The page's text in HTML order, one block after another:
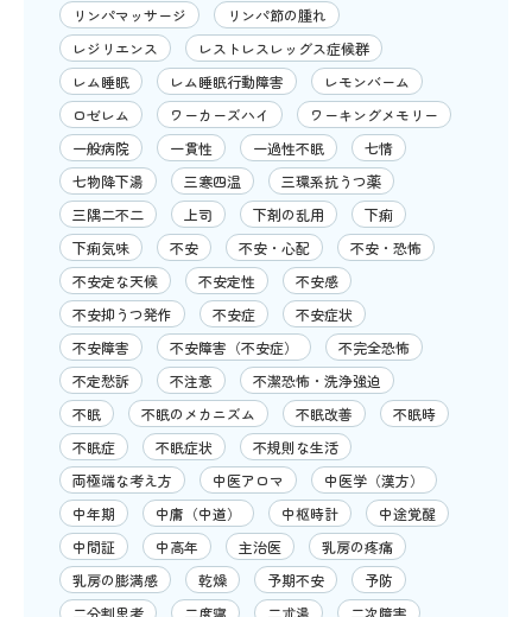
リンパマッサージ
リンパ節の腫れ
レジリエンス
レストレスレッグス症候群
レム睡眠
レム睡眠行動障害
レモンバーム
ロゼレム
ワーカーズハイ
ワーキングメモリー
一般病院
一貫性 一過性不眠
七情
七物降下湯
三寒四温
三環系抗うつ薬
三隅二不二
上司 下剤の乱用
下痢
下痢気味
不安 不安・心配
不安・恐怖
不安定な天候
不安定性
不安感
不安抑うつ発作
不安症
不安症状
不安障害
不安障害（不安症）
不完全恐怖
不定愁訴
不注意
不潔恐怖・洗浄強迫
不眠
不眠のメカニズム 不眠改善
不眠時
不眠症
不眠症状
不規則な生活
両極端な考え方
中医アロマ
中医学（漢方）
中年期
中庸（中道） 中枢時計
中途覚醒
中間証
中高年 主治医
乳房の疼痛
乳房の膨満感
乾燥 予期不安
予防
二分割思考
二度寝 二朮湯
二次障害